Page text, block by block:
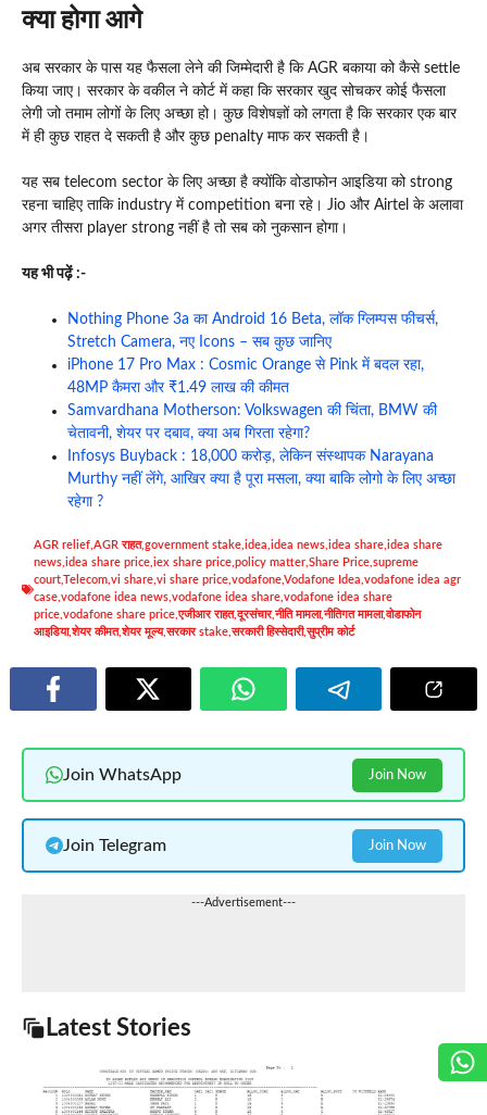
क्या होगा आगे
अब सरकार के पास यह फैसला लेने की जिम्मेदारी है कि AGR बकाया को कैसे settle
किया जाए। सरकार के वकील ने कोर्ट में कहा कि सरकार खुद सोचकर कोई फैसला
लेगी जो तमाम लोगों के लिए अच्छा हो। कुछ विशेषज्ञों को लगता है कि सरकार एक बार
में ही कुछ राहत दे सकती है और कुछ penalty माफ कर सकती है।
यह सब telecom sector के लिए अच्छा है क्योंकि वोडाफोन आइडिया को strong
रहना चाहिए ताकि industry में competition बना रहे। Jio और Airtel के अलावा
अगर तीसरा player strong नहीं है तो सब को नुकसान होगा।
यह भी पढ़ें :-
Nothing Phone 3a का Android 16 Beta, लॉक ग्लिम्पस फीचर्स,
Stretch Camera, नए Icons – सब कुछ जानिए
iPhone 17 Pro Max : Cosmic Orange से Pink में बदल रहा,
48MP कैमरा और ₹1.49 लाख की कीमत
Samvardhana Motherson: Volkswagen की चिंता, BMW की
चेतावनी, शेयर पर दबाव, क्या अब गिरता रहेगा?
Infosys Buyback : 18,000 करोड़, लेकिन संस्थापक Narayana
Murthy नहीं लेंगे, आखिर क्या है पूरा मसला, क्या बाकि लोगो के लिए अच्छा
रहेगा ?
AGR relief AGR राहत,government stake idea idea news idea share idea share
news idea share price iex share price policy matter Share Price supreme
courtTelecom vi share vi share price vodafoneVodafone Idea vodafone idea agr
case vodafone idea news vodafone idea share vodafone idea share
price vodafone share price,एजीआर राहत,दूरसंचार,नीति मामला,नीतिगत मामला,वोडाफोन
आइडिया,शेयर कीमत,शेयर मूल्य,सरकार stake,सरकारी हिस्सेदारी,सुप्रीम कोर्ट
Join WhatsApp Join Now
Join Telegram Join Now
---Advertisement---
Latest Stories